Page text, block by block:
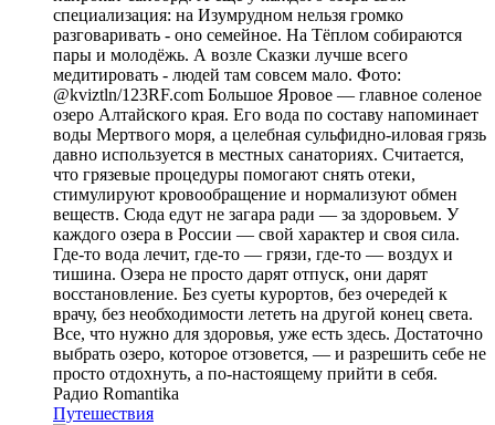
специализация: на Изумрудном нельзя громко
разговаривать - оно семейное. На Тёплом собираются
пары и молодёжь. А возле Сказки лучше всего
медитировать - людей там совсем мало. Фото:
@kviztln/123RF.com Большое Яровое — главное соленое
озеро Алтайского края. Его вода по составу напоминает
воды Мертвого моря, а целебная сульфидно-иловая грязь
давно используется в местных санаториях. Считается,
что грязевые процедуры помогают снять отеки,
стимулируют кровообращение и нормализуют обмен
веществ. Сюда едут не загара ради — за здоровьем. У
каждого озера в России — свой характер и своя сила.
Где-то вода лечит, где-то — грязи, где-то — воздух и
тишина. Озера не просто дарят отпуск, они дарят
восстановление. Без суеты курортов, без очередей к
врачу, без необходимости лететь на другой конец света.
Все, что нужно для здоровья, уже есть здесь. Достаточно
выбрать озеро, которое отзовется, — и разрешить себе не
просто отдохнуть, а по-настоящему прийти в себя.
Радио Romantika
Путешествия